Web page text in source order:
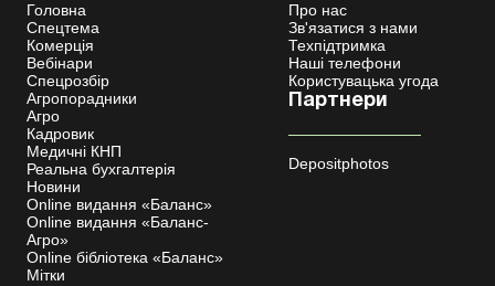
Головна
Спецтема
Комерція
Вебінари
Спецрозбір
Агропорадники
Агро
Кадровик
Медичні КНП
Реальна бухгалтерія
Новини
Online видання «Баланс»
Online видання «Баланс-
Агро»
Online бібліотека «Баланс»
Мітки
Про нас
Зв'язатися з нами
Техпідтримка
Наші телефони
Користувацька угода
Партнери
Depositphotos